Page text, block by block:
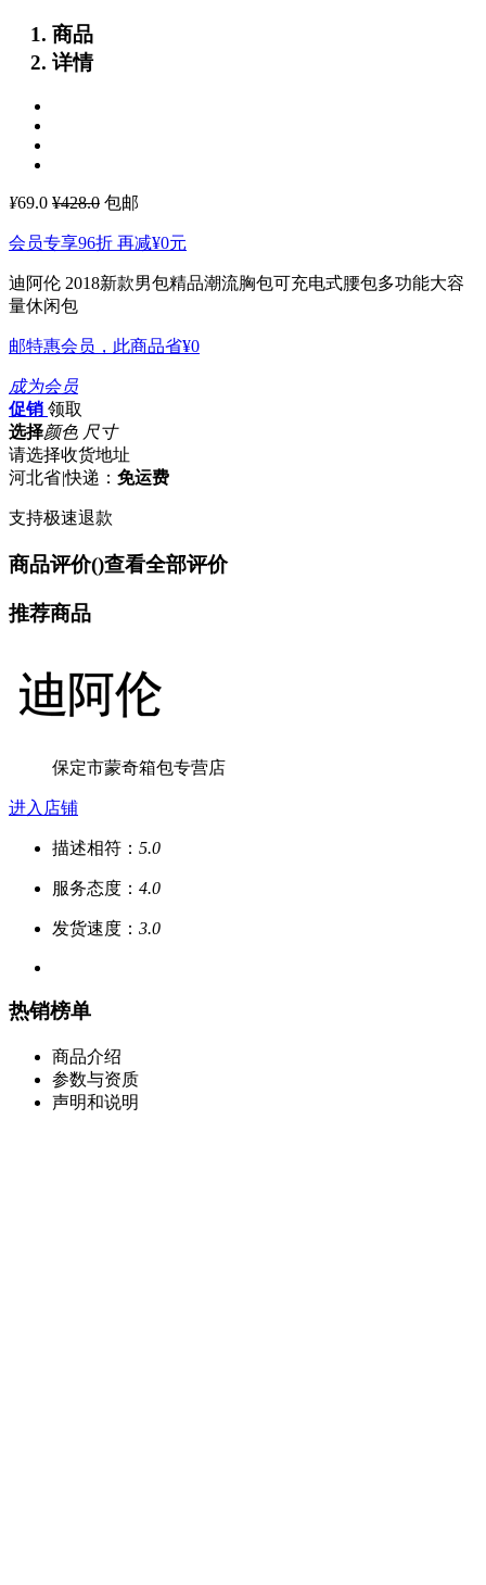
商品
详情
¥69.0 ¥428.0 包邮
会员专享96折 再减¥0元
迪阿伦 2018新款男包精品潮流胸包可充电式腰包多功能大容
量休闲包
邮特惠会员，此商品省¥0
成为会员
促销 领取
选择颜色 尺寸
请选择收货地址
河北省|快递： 免运费
支持极速退款
商品评价()查看全部评价
推荐商品
保定市蒙奇箱包专营店
进入店铺
描述相符： 5.0
服务态度： 4.0
发货速度： 3.0
热销榜单
商品介绍
参数与资质
声明和说明